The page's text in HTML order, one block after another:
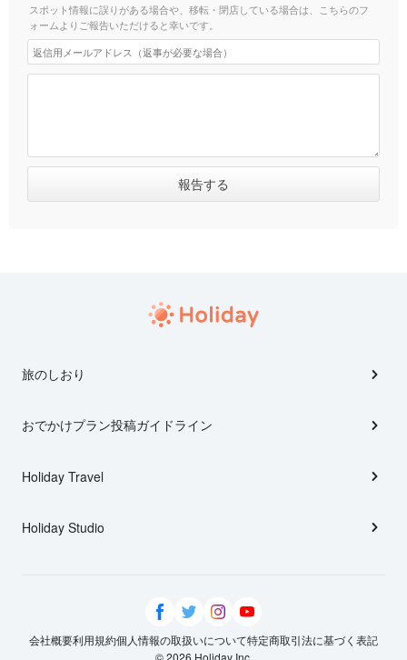
スポット情報に誤りがある場合や、移転・閉店している場合は、こちらのフ
ォームよりご報告いただけると幸いです。
旅のしおり
おでかけプラン投稿ガイドライン
Holiday Travel
Holiday Studio
会社概要利用規約個人情報の取扱いについて特定商取引法に基づく表記
© 2026 Holiday Inc.